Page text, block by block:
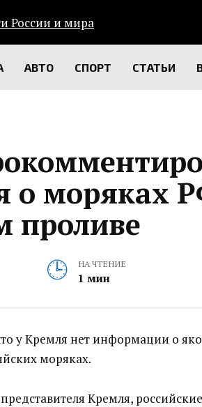
АВТО СПОРТ СТАТЬИ
о моряках
проливе
НА ЧТЕНИЕ
1 мин
у Кремля нет информации о
моряках.
Кремля,